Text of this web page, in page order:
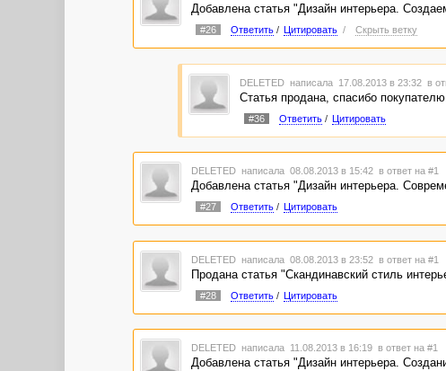
Добавлена статья "Дизайн интерьера.
#26 Ответить/ Цитировать / Скрыть ветку
DELETED написала 17.08.2013 в 23:32 в
Статья продана, спасибо покупателю.
#36 Ответить/ Цитировать
DELETED написала 08.08.2013 в 15:42 в ответ на #1
Добавлена статья "Дизайн интерьера.
#27 Ответить/ Цитировать
DELETED написала 08.08.2013 в 23:52 в ответ на #1
Продана статья "Скандинавский стиль
#28 Ответить/ Цитировать
DELETED написала 11.08.2013 в 16:19 в ответ на #1
Добавлена статья "Дизайн интерьера.